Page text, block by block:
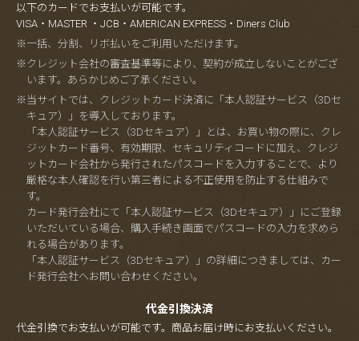
以下のカードでお支払いが可能です。
VISA・MASTER ・JCB・AMERICAN EXPRESS・Diners Club
※一括、分割、リボ払いをご利用いただけます。
※クレジット会社の審査基準等により、契約が成立しないことがござ
います。あらかじめご了承ください。
※当サイトでは、クレジットカード決済に「本人認証サービス（3Dセ
キュア）」を導入しております。
「本人認証サービス（3Dセキュア）」とは、お買い物の際に、クレ
ジットカード番号、有効期限、セキュリティコードに加え、クレジ
ットカード会社から発行されたパスコードを入力することで、より
厳格な本人確認を行い第三者による不正使用を防止する仕組みで
す。
カード発行会社にて「本人認証サービス（3Dセキュア）」にご登録
いただいている場合、購入手続き画面でパスコードの入力を求めら
れる場合があります。
「本人認証サービス（3Dセキュア）」の詳細につきましては、カー
ド発行会社へお問い合わせください。
代金引換決済
代金引換でお支払いが可能です。商品お届け時にお支払いください。